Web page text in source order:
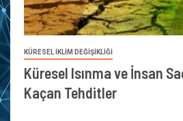
KÜRESEL İKLİM DEĞİŞİKLİĞİ
Küresel Isınma ve İnsan
Kaçan Tehditler